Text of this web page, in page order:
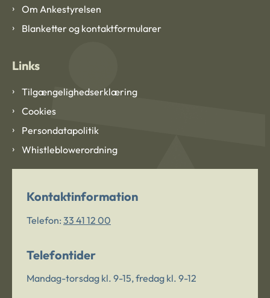
Om Ankestyrelsen
Blanketter og kontaktformularer
Links
Tilgængelighedserklæring
Cookies
Persondatapolitik
Whistleblowerordning
Kontaktinformation
Telefon: 33 41 12 00
Telefontider
Mandag-torsdag kl. 9-15, fredag kl. 9-12